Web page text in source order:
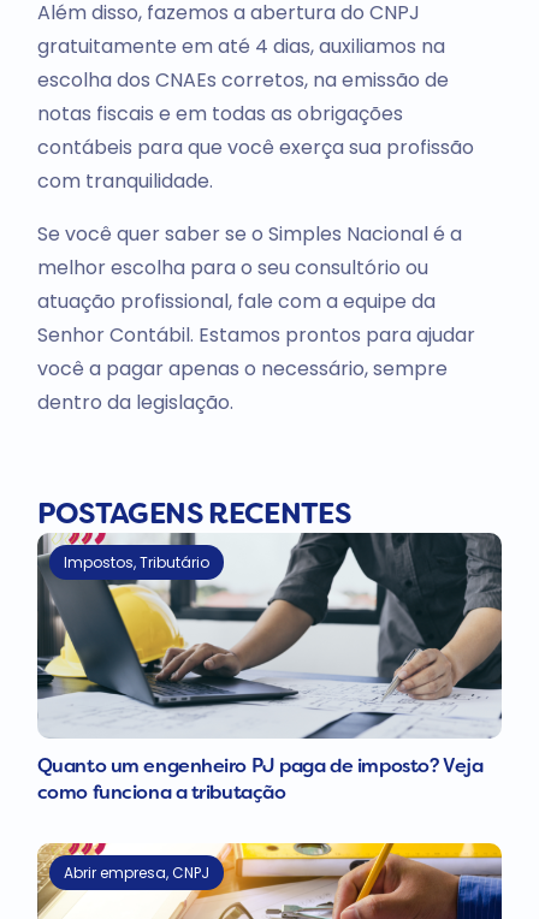
Além disso, fazemos a abertura do CNPJ
gratuitamente em até 4 dias, auxiliamos na
escolha dos CNAEs corretos, na emissão de
notas fiscais e em todas as obrigações
contábeis para que você exerça sua profissão
com tranquilidade.
Se você quer saber se o Simples Nacional é a
melhor escolha para o seu consultório ou
atuação profissional, fale com a equipe da
Senhor Contábil. Estamos prontos para ajudar
você a pagar apenas o necessário, sempre
dentro da legislação.
POSTAGENS RECENTES
Impostos,Tributário
Quanto um engenheiro PJ paga de imposto? Veja
como funciona a tributação
Abrir empresa,CNPJ